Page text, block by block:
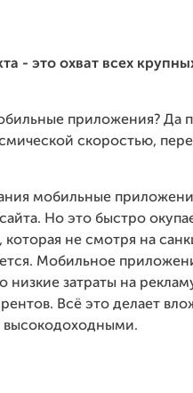
- это охват всех
приложения? Да
скоростью,
мобильные
Но это быстро
которая не смотря на
Мобильное
низкие затраты на
Всё это делает
высокодоходными.